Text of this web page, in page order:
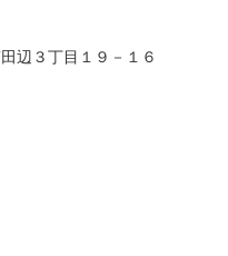
辺３丁目１９－１６